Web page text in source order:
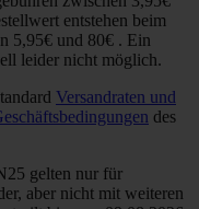
entstehen beim
5,95€ und 80€ . Ein
leider nicht möglich.
Versandraten und
des
gelten nur für
aber nicht mit weiteren